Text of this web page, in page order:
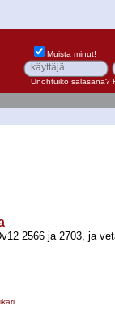
Muista minut!
Unohtuiko salasana?
2566 ja 2703, ja